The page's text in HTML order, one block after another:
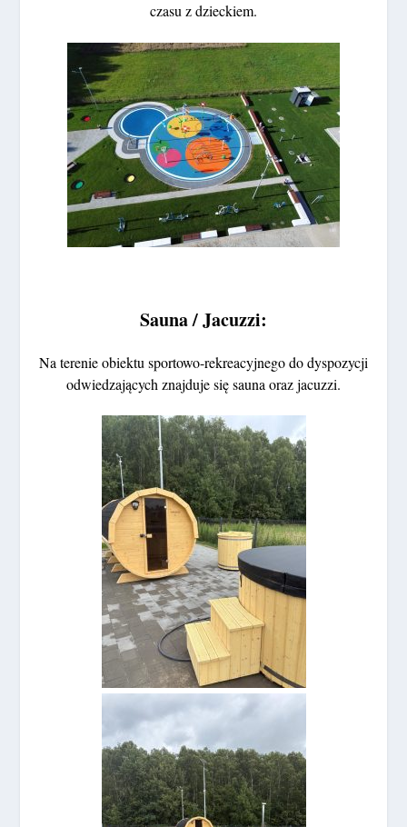
czasu z dzieckiem.
Sauna / Jacuzzi:
Na terenie obiektu sportowo-rekreacyjnego do dyspozycji
odwiedzających znajduje się sauna oraz jacuzzi.